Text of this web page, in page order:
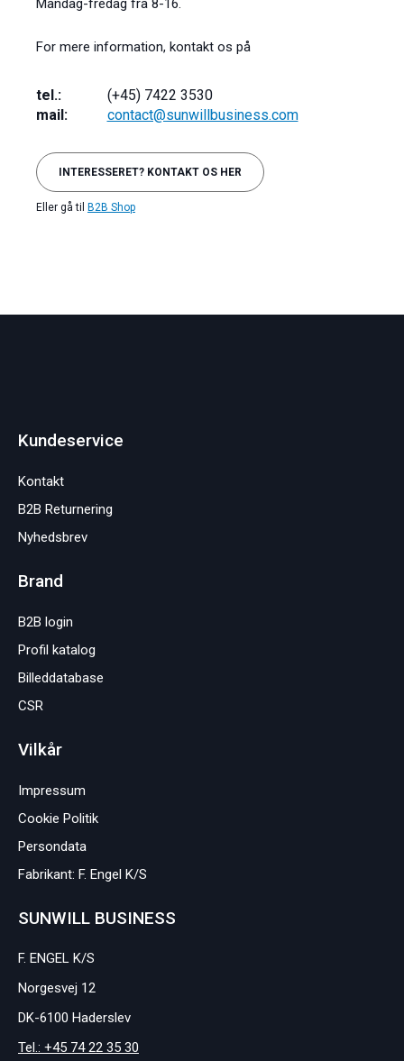
For mere information, kontakt os på
tel.:
(+45) 7422 3530
mail:
contact@sunwillbusiness.com
INTERESSERET? KONTAKT OS HER
Eller gå til B2B Shop
Kundeservice
Kontakt
B2B Returnering
Nyhedsbrev
Brand
B2B login
Profil katalog
Billeddatabase
CSR
Vilkår
Impressum
Cookie Politik
Persondata
Fabrikant: F. Engel K/S
SUNWILL BUSINESS
F. ENGEL K/S
Norgesvej 12
DK-6100 Haderslev
Tel.: +45 74 22 35 30